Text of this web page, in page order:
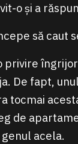
o și a
să caut
privire
De fapt,
tocmai
de
acela.